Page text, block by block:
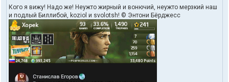
Кого я вижу! Надо же! Неужто жирный и вонючий, неужто мерзкий наш
и подлый Биллибой, koziol и svolotsh! © Энтони Бёрджесс